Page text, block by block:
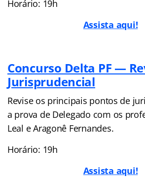
Horário: 19h
Assista aqui!
Concurso Delta PF —
Jurisprudencial
Revise os principais pontos de
a prova de Delegado com os
Leal e Aragonê Fernandes.
Horário: 19h
Assista aqui!